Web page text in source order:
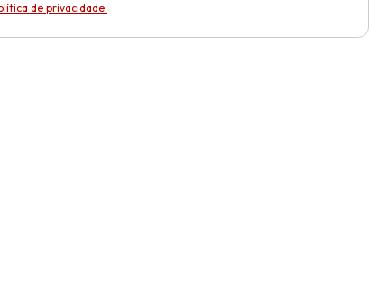
de privacidade.